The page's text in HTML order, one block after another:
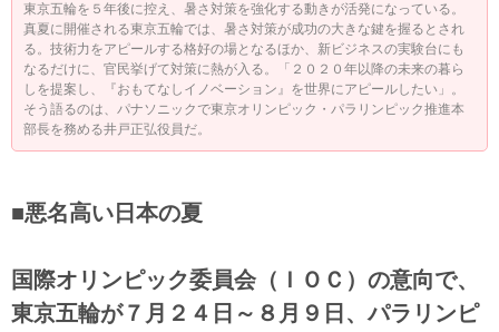
東京五輪を５年後に控え、暑さ対策を強化する動きが活発になっている。
真夏に開催される東京五輪では、暑さ対策が成功の大きな鍵を握るとされ
る。技術力をアピールする格好の場となるほか、新ビジネスの実験台にも
なるだけに、官民挙げて対策に熱が入る。「２０２０年以降の未来の暮ら
しを提案し、『おもてなしイノベーション』を世界にアピールしたい」。
そう語るのは、パナソニックで東京オリンピック・パラリンピック推進本
部長を務める井戸正弘役員だ。
■悪名高い日本の夏
国際オリンピック委員会（ＩＯＣ）の意向で、
東京五輪が７月２４日～８月９日、パラリンピ